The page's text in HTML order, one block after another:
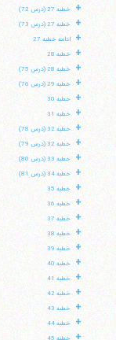
+ خطبه 27 (درس 72)
+ خطبه 27 (درس 73)
+ ادامه خطبه 27
+ خطبه 28
+ خطبه 28 (درس 75)
+ خطبه 29 (درس 76)
+ خطبه 30
+ خطبه 31
+ خطبه 32 (درس 78)
+ خطبه 32 (درس 79)
+ خطبه 33 (درس 80)
+ خطبه 34 (درس 81)
+ خطبه 35
+ خطبه 36
+ خطبه 37
+ خطبه 38
+ خطبه 39
+ خطبه 40
+ خطبه 41
+ خطبه 42
+ خطبه 43
+ خطبه 44